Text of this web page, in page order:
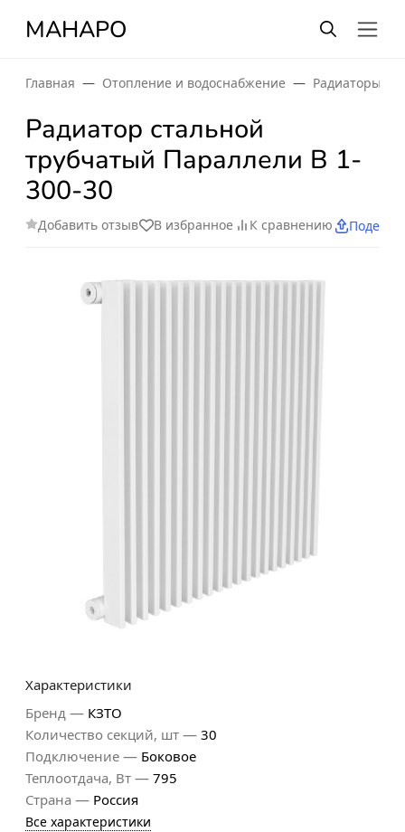
МАНАРО
Главная Отопление и водоснабжение Радиаторы
Радиатор стальной
трубчатый Параллели В 1-
300-30
Добавить отзыв В избранное К сравнению
Характеристики
Бренд — КЗТО
Количество секций, шт — 30
Подключение — Боковое
Теплоотдача, Вт — 795
Страна — Россия
Все характеристики